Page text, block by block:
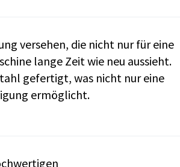
versehen, die nicht nur für eine
lange Zeit wie neu aussieht.
gefertigt, was nicht nur eine
ermöglicht.